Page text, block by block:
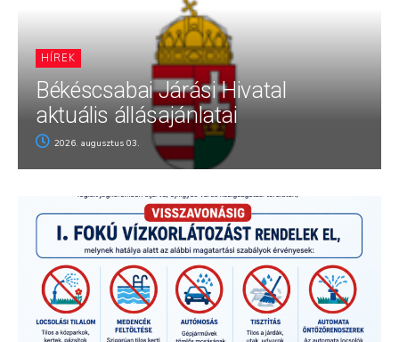
HÍREK
Békéscsabai Járási Hivatal
aktuális állásajánlatai
2026. augusztus 03.